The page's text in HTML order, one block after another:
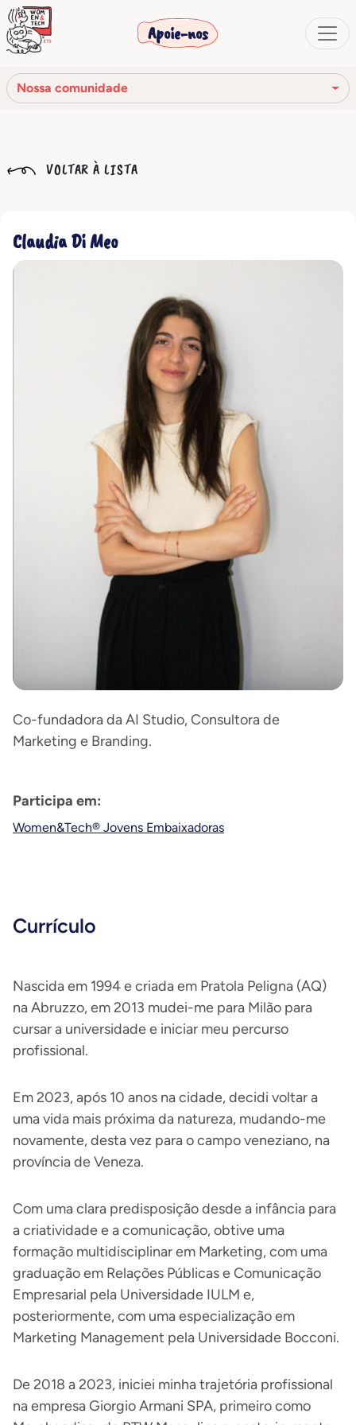
Apoie-nos
Nossa comunidade
Nossa rede
Nossa comunidade
VOLTAR À LISTA
Claudia Di Meo
Co-fundadora da AI Studio, Consultora de
Marketing e Branding.
Participa em:
Women&Tech® Jovens Embaixadoras
Currículo
Nascida em 1994 e criada em Pratola Peligna (AQ)
na Abruzzo, em 2013 mudei-me para Milão para
cursar a universidade e iniciar meu percurso
profissional.
Em 2023, após 10 anos na cidade, decidi voltar a
uma vida mais próxima da natureza, mudando-me
novamente, desta vez para o campo veneziano, na
província de Veneza.
Com uma clara predisposição desde a infância para
a criatividade e a comunicação, obtive uma
formação multidisciplinar em Marketing, com uma
graduação em Relações Públicas e Comunicação
Empresarial pela Universidade IULM e,
posteriormente, com uma especialização em
Marketing Management pela Universidade Bocconi.
De 2018 a 2023, iniciei minha trajetória profissional
na empresa Giorgio Armani SPA, primeiro como